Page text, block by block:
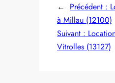
← Précédent :
à Millau (12100)
Suivant :
Vitrolles (13127)